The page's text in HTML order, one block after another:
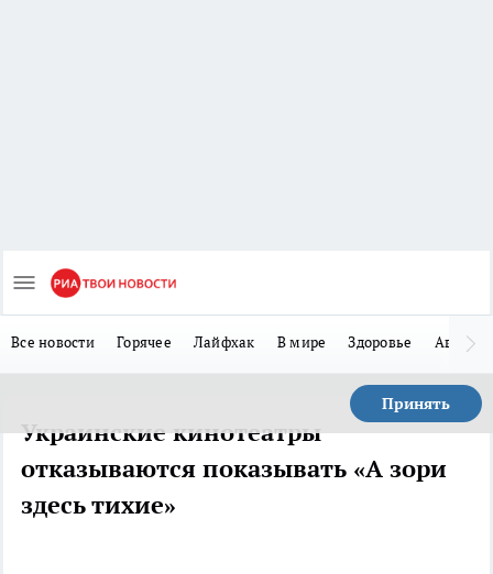
Все новости Горячее Лайфхак В мире Здоровье Авто
Принять
Украинские кинотеатры
отказываются показывать «А зори
здесь тихие»